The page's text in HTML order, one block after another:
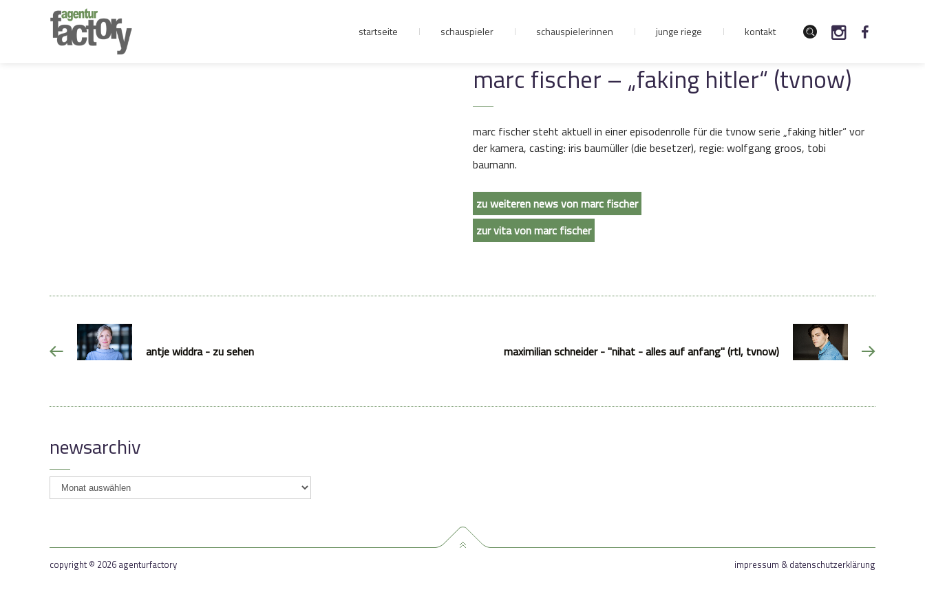
junge riege
kontakt
startseite schauspieler schauspielerinnen junge riege kontakt
marc fischer – „faking hitler“ (tvnow)
marc fischer steht aktuell in einer episodenrolle für die tvnow serie „faking hitler“ vor
der kamera, casting: iris baumüller (die besetzer), regie: wolfgang groos, tobi
baumann.
zu weiteren news von marc fischer
zur vita von marc fischer
antje widdra - zu sehen maximilian schneider - "nihat - alles auf anfang" (rtl, tvnow)
newsarchiv
newsarchiv
copyright © 2026 agenturfactory impressum & datenschutzerklärung